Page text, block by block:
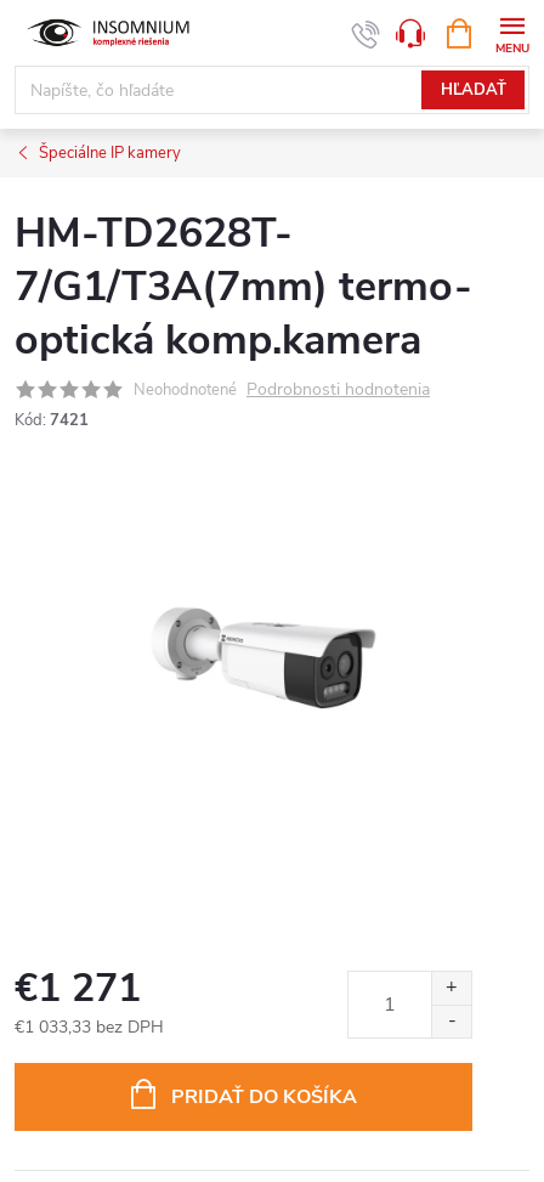
obsah
HĽADAŤ
KOŠÍK
Špeciálne IP kamery
HM-TD2628T-
7/G1/T3A(7mm) termo-
optická komp.kamera
Neohodnotené Podrobnosti hodnotenia
Kód: 7421
€1 271
€1 033,33 bez DPH
PRIDAŤ DO KOŠÍKA
www.insomnium.sk - Chat